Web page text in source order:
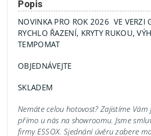
Popis
NOVINKA PRO ROK 2026 VE VERZI
RYCHLO ŘAZENÍ, KRYTY RUKOU,
TEMPOMAT
OBJEDNÁVEJTE
SKLADEM
Nemáte celou hotovost? Zajistíme Vám
přímo u nás na showroomu. Jsme
firmy ESSOX. Sjednání úvěru zabere